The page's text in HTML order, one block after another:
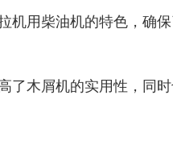
用柴油机的特色，确
木屑机的实用性，同